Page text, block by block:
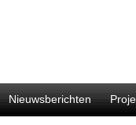
Nieuwsberichten